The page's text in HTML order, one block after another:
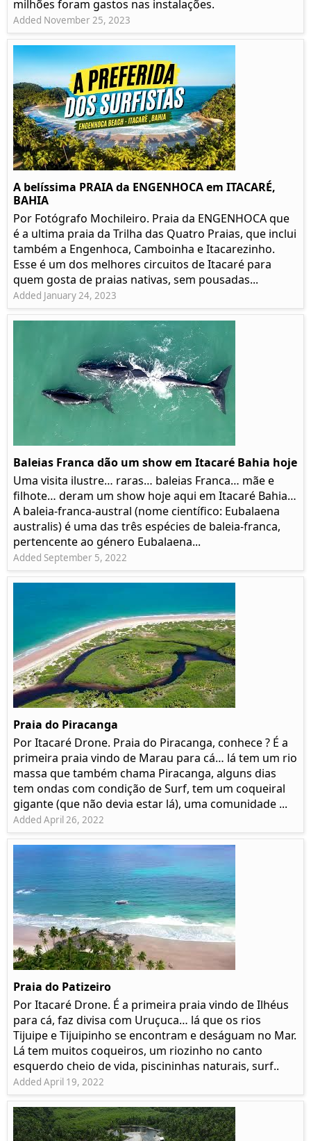
milhões foram gastos nas instalações.
Added November 25, 2023
A belíssima PRAIA da ENGENHOCA em ITACARÉ,
BAHIA
Por Fotógrafo Mochileiro. Praia da ENGENHOCA que
é a ultima praia da Trilha das Quatro Praias, que inclui
também a Engenhoca, Camboinha e Itacarezinho.
Esse é um dos melhores circuitos de Itacaré para
quem gosta de praias nativas, sem pousadas...
Added January 24, 2023
Baleias Franca dão um show em Itacaré Bahia hoje
Uma visita ilustre… raras… baleias Franca… mãe e
filhote… deram um show hoje aqui em Itacaré Bahia…
A baleia-franca-austral (nome científico: Eubalaena
australis) é uma das três espécies de baleia-franca,
pertencente ao género Eubalaena...
Added September 5, 2022
Praia do Piracanga
Por Itacaré Drone. Praia do Piracanga, conhece ? É a
primeira praia vindo de Marau para cá… lá tem um rio
massa que também chama Piracanga, alguns dias
tem ondas com condição de Surf, tem um coqueiral
gigante (que não devia estar lá), uma comunidade ...
Added April 26, 2022
Praia do Patizeiro
Por Itacaré Drone. É a primeira praia vindo de Ilhéus
para cá, faz divisa com Uruçuca… lá que os rios
Tijuipe e Tijuipinho se encontram e deságuam no Mar.
Lá tem muitos coqueiros, um riozinho no canto
esquerdo cheio de vida, piscininhas naturais, surf..
Added April 19, 2022